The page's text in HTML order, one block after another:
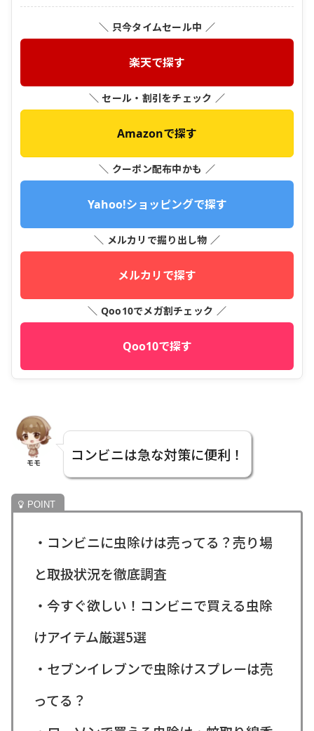
＼ 只今タイムセール中 ／
楽天で探す
＼ セール・割引をチェック ／
Amazonで探す
＼ クーポン配布中かも ／
Yahoo!ショッピングで探す
＼ メルカリで掘り出し物 ／
メルカリで探す
＼ Qoo10でメガ割チェック ／
Qoo10で探す
モモ コンビニは急な対策に便利！
・コンビニに虫除けは売ってる？売り場
と取扱状況を徹底調査
・今すぐ欲しい！コンビニで買える虫除
けアイテム厳選5選
・セブンイレブンで虫除けスプレーは売
ってる？